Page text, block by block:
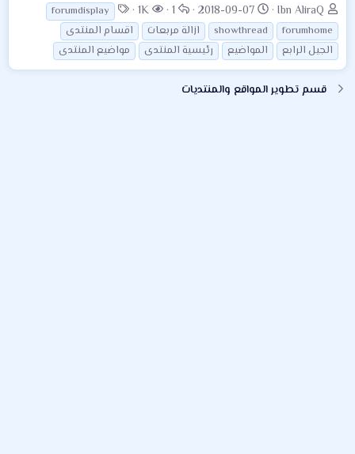
ب
ا
د
ئ
ل
Ibn AliraQ
ت
ا
ر
ي
ا
2018-09-07
ا
ل
ر
د
1
ا
ل
م
ش
1K
ا
ل
و
س
forumdisplay
forumhome
showthread ازالة مربعات
اقسام المنتدى
الجيل الرابع
المواضيع رئيسية المنتدى مواضيع المنتدى
قسم تطوير المواقع والمنتديات